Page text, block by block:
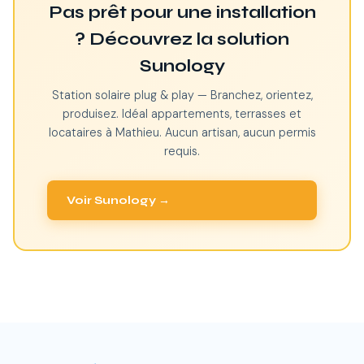
Pas prêt pour une installation
? Découvrez la solution
Sunology
Station solaire plug & play — Branchez, orientez,
produisez. Idéal appartements, terrasses et
locataires à Mathieu. Aucun artisan, aucun permis
requis.
Voir Sunology →